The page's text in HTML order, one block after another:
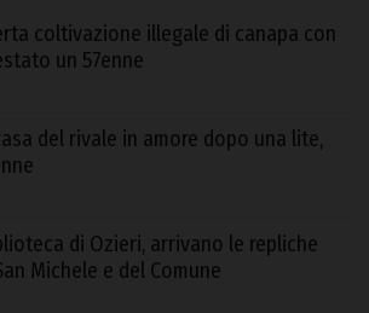
coltivazione illegale di canapa con
un 57enne
del rivale in amore dopo una lite,
di Ozieri, arrivano le repliche
Michele e del Comune